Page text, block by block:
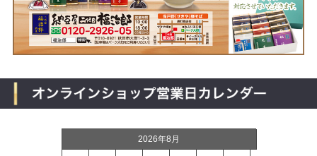
2026年8月